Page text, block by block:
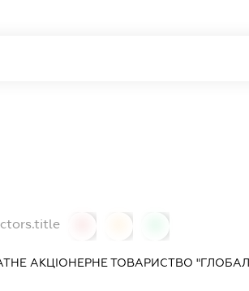
АКЦІОНЕРНЕ ТОВАРИСТВО